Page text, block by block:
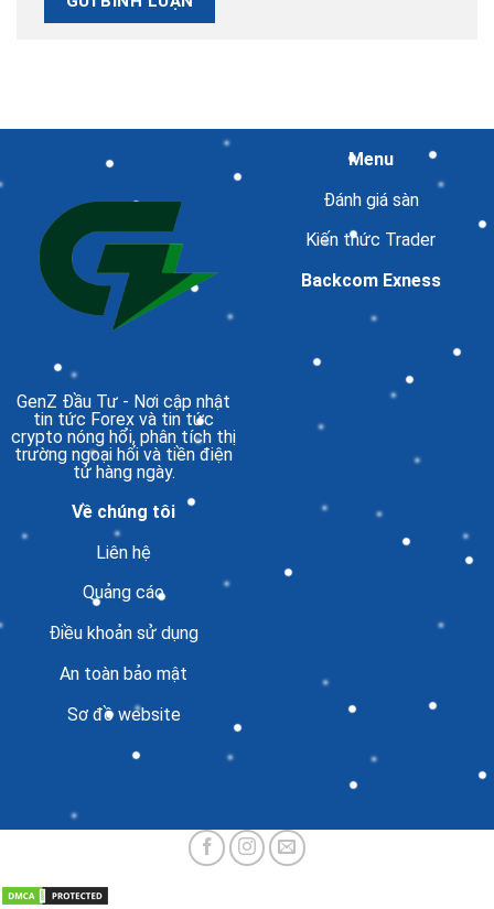
GenZ Đầu Tư - Nơi cập nhật
tin tức Forex và tin tức
crypto nóng hổi, phân tích thị
trường ngoại hối và tiền điện
tử hàng ngày.
Menu
Đánh giá sàn
Kiến thức Trader
Backcom Exness
Về chúng tôi
Liên hệ
Quảng cáo
Điều khoản sử dụng
An toàn bảo mật
Sơ đồ website